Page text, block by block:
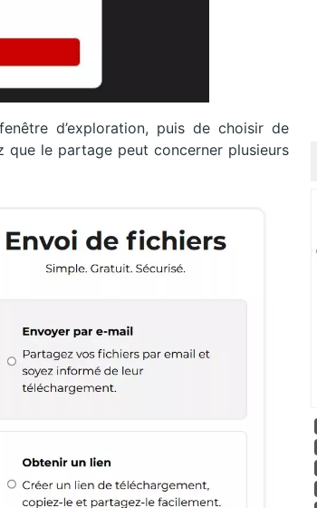
d’exploration, puis de choisir de
que le partage peut concerner plusieurs